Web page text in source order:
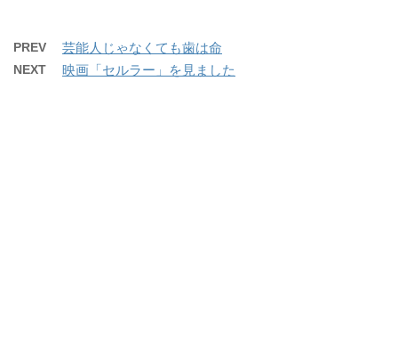
PREV 芸能人じゃなくても歯は命
NEXT 映画「セルラー」を見ました